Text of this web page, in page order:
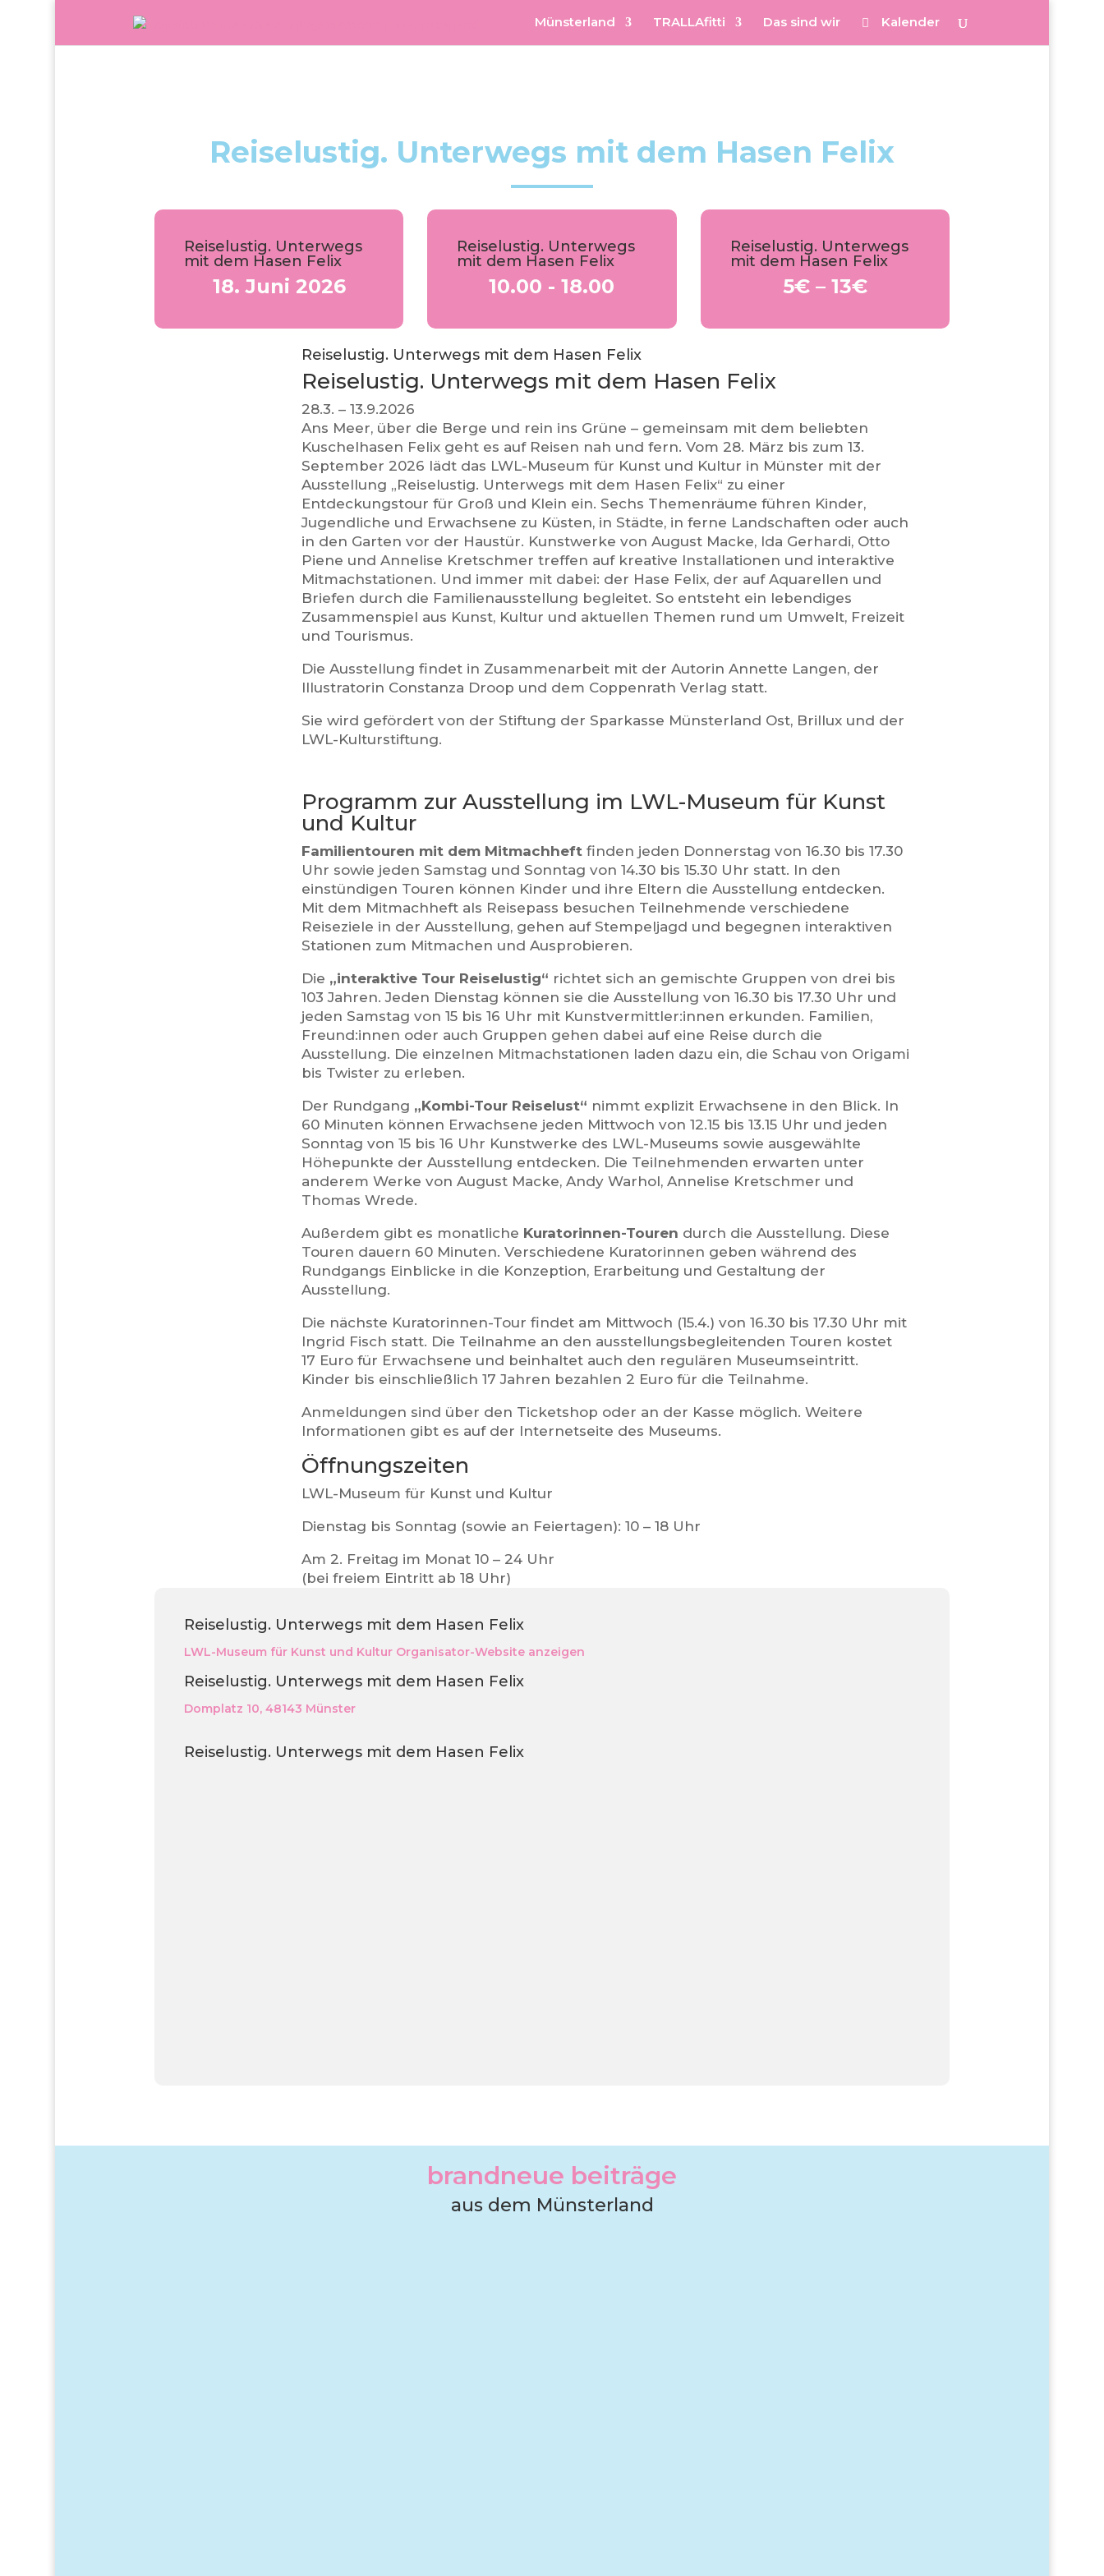
Münsterland TRALLAfitti Das sind wir Kalender
Reiselustig. Unterwegs mit dem Hasen Felix
Reiselustig. Unterwegs
mit dem Hasen Felix
18. Juni 2026
Reiselustig. Unterwegs
mit dem Hasen Felix
10.00 - 18.00
Reiselustig. Unterwegs
mit dem Hasen Felix
5€ – 13€
Reiselustig. Unterwegs mit dem Hasen Felix
Reiselustig. Unterwegs mit dem Hasen Felix
28.3. – 13.9.2026
Ans Meer, über die Berge und rein ins Grüne – gemeinsam mit dem beliebten
Kuschelhasen Felix geht es auf Reisen nah und fern. Vom 28. März bis zum 13.
September 2026 lädt das LWL-Museum für Kunst und Kultur in Münster mit der
Ausstellung „Reiselustig. Unterwegs mit dem Hasen Felix“ zu einer
Entdeckungstour für Groß und Klein ein. Sechs Themenräume führen Kinder,
Jugendliche und Erwachsene zu Küsten, in Städte, in ferne Landschaften oder auch
in den Garten vor der Haustür. Kunstwerke von August Macke, Ida Gerhardi, Otto
Piene und Annelise Kretschmer treffen auf kreative Installationen und interaktive
Mitmachstationen. Und immer mit dabei: der Hase Felix, der auf Aquarellen und
Briefen durch die Familienausstellung begleitet. So entsteht ein lebendiges
Zusammenspiel aus Kunst, Kultur und aktuellen Themen rund um Umwelt, Freizeit
und Tourismus.
Die Ausstellung findet in Zusammenarbeit mit der Autorin Annette Langen, der
Illustratorin Constanza Droop und dem Coppenrath Verlag statt.
Sie wird gefördert von der Stiftung der Sparkasse Münsterland Ost, Brillux und der
LWL-Kulturstiftung.
Programm zur Ausstellung im LWL-Museum für Kunst
und Kultur
Familientouren mit dem Mitmachheft finden jeden Donnerstag von 16.30 bis 17.30
Uhr sowie jeden Samstag und Sonntag von 14.30 bis 15.30 Uhr statt. In den
einstündigen Touren können Kinder und ihre Eltern die Ausstellung entdecken.
Mit dem Mitmachheft als Reisepass besuchen Teilnehmende verschiedene
Reiseziele in der Ausstellung, gehen auf Stempeljagd und begegnen interaktiven
Stationen zum Mitmachen und Ausprobieren.
Die „interaktive Tour Reiselustig“ richtet sich an gemischte Gruppen von drei bis
103 Jahren. Jeden Dienstag können sie die Ausstellung von 16.30 bis 17.30 Uhr und
jeden Samstag von 15 bis 16 Uhr mit Kunstvermittler:innen erkunden. Familien,
Freund:innen oder auch Gruppen gehen dabei auf eine Reise durch die
Ausstellung. Die einzelnen Mitmachstationen laden dazu ein, die Schau von Origami
bis Twister zu erleben.
Der Rundgang „Kombi-Tour Reiselust“ nimmt explizit Erwachsene in den Blick. In
60 Minuten können Erwachsene jeden Mittwoch von 12.15 bis 13.15 Uhr und jeden
Sonntag von 15 bis 16 Uhr Kunstwerke des LWL-Museums sowie ausgewählte
Höhepunkte der Ausstellung entdecken. Die Teilnehmenden erwarten unter
anderem Werke von August Macke, Andy Warhol, Annelise Kretschmer und
Thomas Wrede.
Außerdem gibt es monatliche Kuratorinnen-Touren durch die Ausstellung. Diese
Touren dauern 60 Minuten. Verschiedene Kuratorinnen geben während des
Rundgangs Einblicke in die Konzeption, Erarbeitung und Gestaltung der
Ausstellung.
Die nächste Kuratorinnen-Tour findet am Mittwoch (15.4.) von 16.30 bis 17.30 Uhr mit
Ingrid Fisch statt. Die Teilnahme an den ausstellungsbegleitenden Touren kostet
17 Euro für Erwachsene und beinhaltet auch den regulären Museumseintritt.
Kinder bis einschließlich 17 Jahren bezahlen 2 Euro für die Teilnahme.
Anmeldungen sind über den Ticketshop oder an der Kasse möglich. Weitere
Informationen gibt es auf der Internetseite des Museums.
Öffnungszeiten
LWL-Museum für Kunst und Kultur
Dienstag bis Sonntag (sowie an Feiertagen): 10 – 18 Uhr
Am 2. Freitag im Monat 10 – 24 Uhr
(bei freiem Eintritt ab 18 Uhr)
Reiselustig. Unterwegs mit dem Hasen Felix
LWL-Museum für Kunst und Kultur Organisator-Website anzeigen
Reiselustig. Unterwegs mit dem Hasen Felix
Domplatz 10, 48143 Münster
Reiselustig. Unterwegs mit dem Hasen Felix
brandneue beiträge
aus dem Münsterland